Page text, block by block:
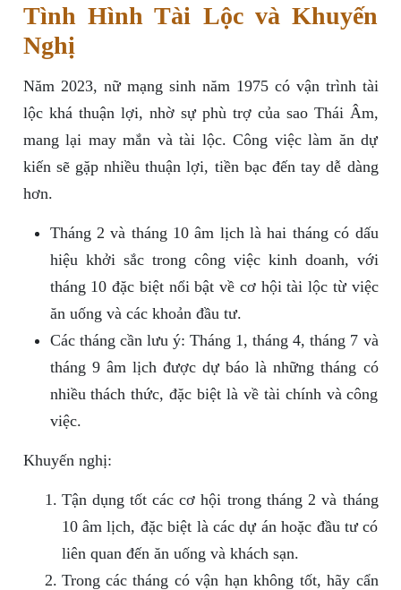
Tình Hình Tài Lộc và Khuyến
Nghị
Năm 2023, nữ mạng sinh năm 1975 có vận trình tài
lộc khá thuận lợi, nhờ sự phù trợ của sao Thái Âm,
mang lại may mắn và tài lộc. Công việc làm ăn dự
kiến sẽ gặp nhiều thuận lợi, tiền bạc đến tay dễ dàng
hơn.
Tháng 2 và tháng 10 âm lịch là hai tháng có dấu
hiệu khởi sắc trong công việc kinh doanh, với
tháng 10 đặc biệt nổi bật về cơ hội tài lộc từ việc
ăn uống và các khoản đầu tư.
Các tháng cần lưu ý: Tháng 1, tháng 4, tháng 7 và
tháng 9 âm lịch được dự báo là những tháng có
nhiều thách thức, đặc biệt là về tài chính và công
việc.
Khuyến nghị:
Tận dụng tốt các cơ hội trong tháng 2 và tháng
10 âm lịch, đặc biệt là các dự án hoặc đầu tư có
liên quan đến ăn uống và khách sạn.
Trong các tháng có vận hạn không tốt, hãy cẩn